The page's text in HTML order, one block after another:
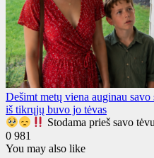
Dešimt metų viena auginau
iš tikrųjų buvo jo tėvas
Stodama prieš savo
0 981
You may also like